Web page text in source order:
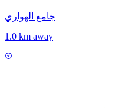
جامع الهواري
1.0 km away